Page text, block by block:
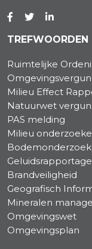
TREFWOORDEN
Ruimtelijke
Milieu Effect
Natuurwet
PAS melding
Milieu
Bodemonderzoek
Geluidsrapportage
Brandveiligheid
Geografisch
Mineralen
Omgevingswet
Omgevingsplan